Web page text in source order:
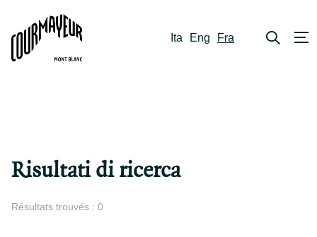
Ita Eng Fra
Risultati di ricerca
Résultats trouvés : 0